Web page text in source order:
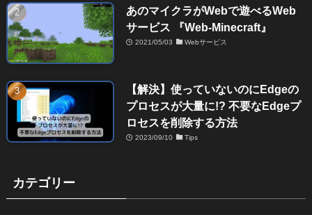
あのマイクラがWebで遊べるWeb
サービス 『Web-Minecraft』
2021/05/03 Webサービス
【解決】使っていないのにEdgeの
プロセスが大量に!? 不要なEdgeプ
ロセスを削除する方法
2023/09/10 Tips
カテゴリー